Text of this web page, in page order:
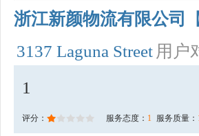
浙江新颜物流有限公司
3137 Laguna Street 用户
1
评分： 服务态度： 1 服务质量：